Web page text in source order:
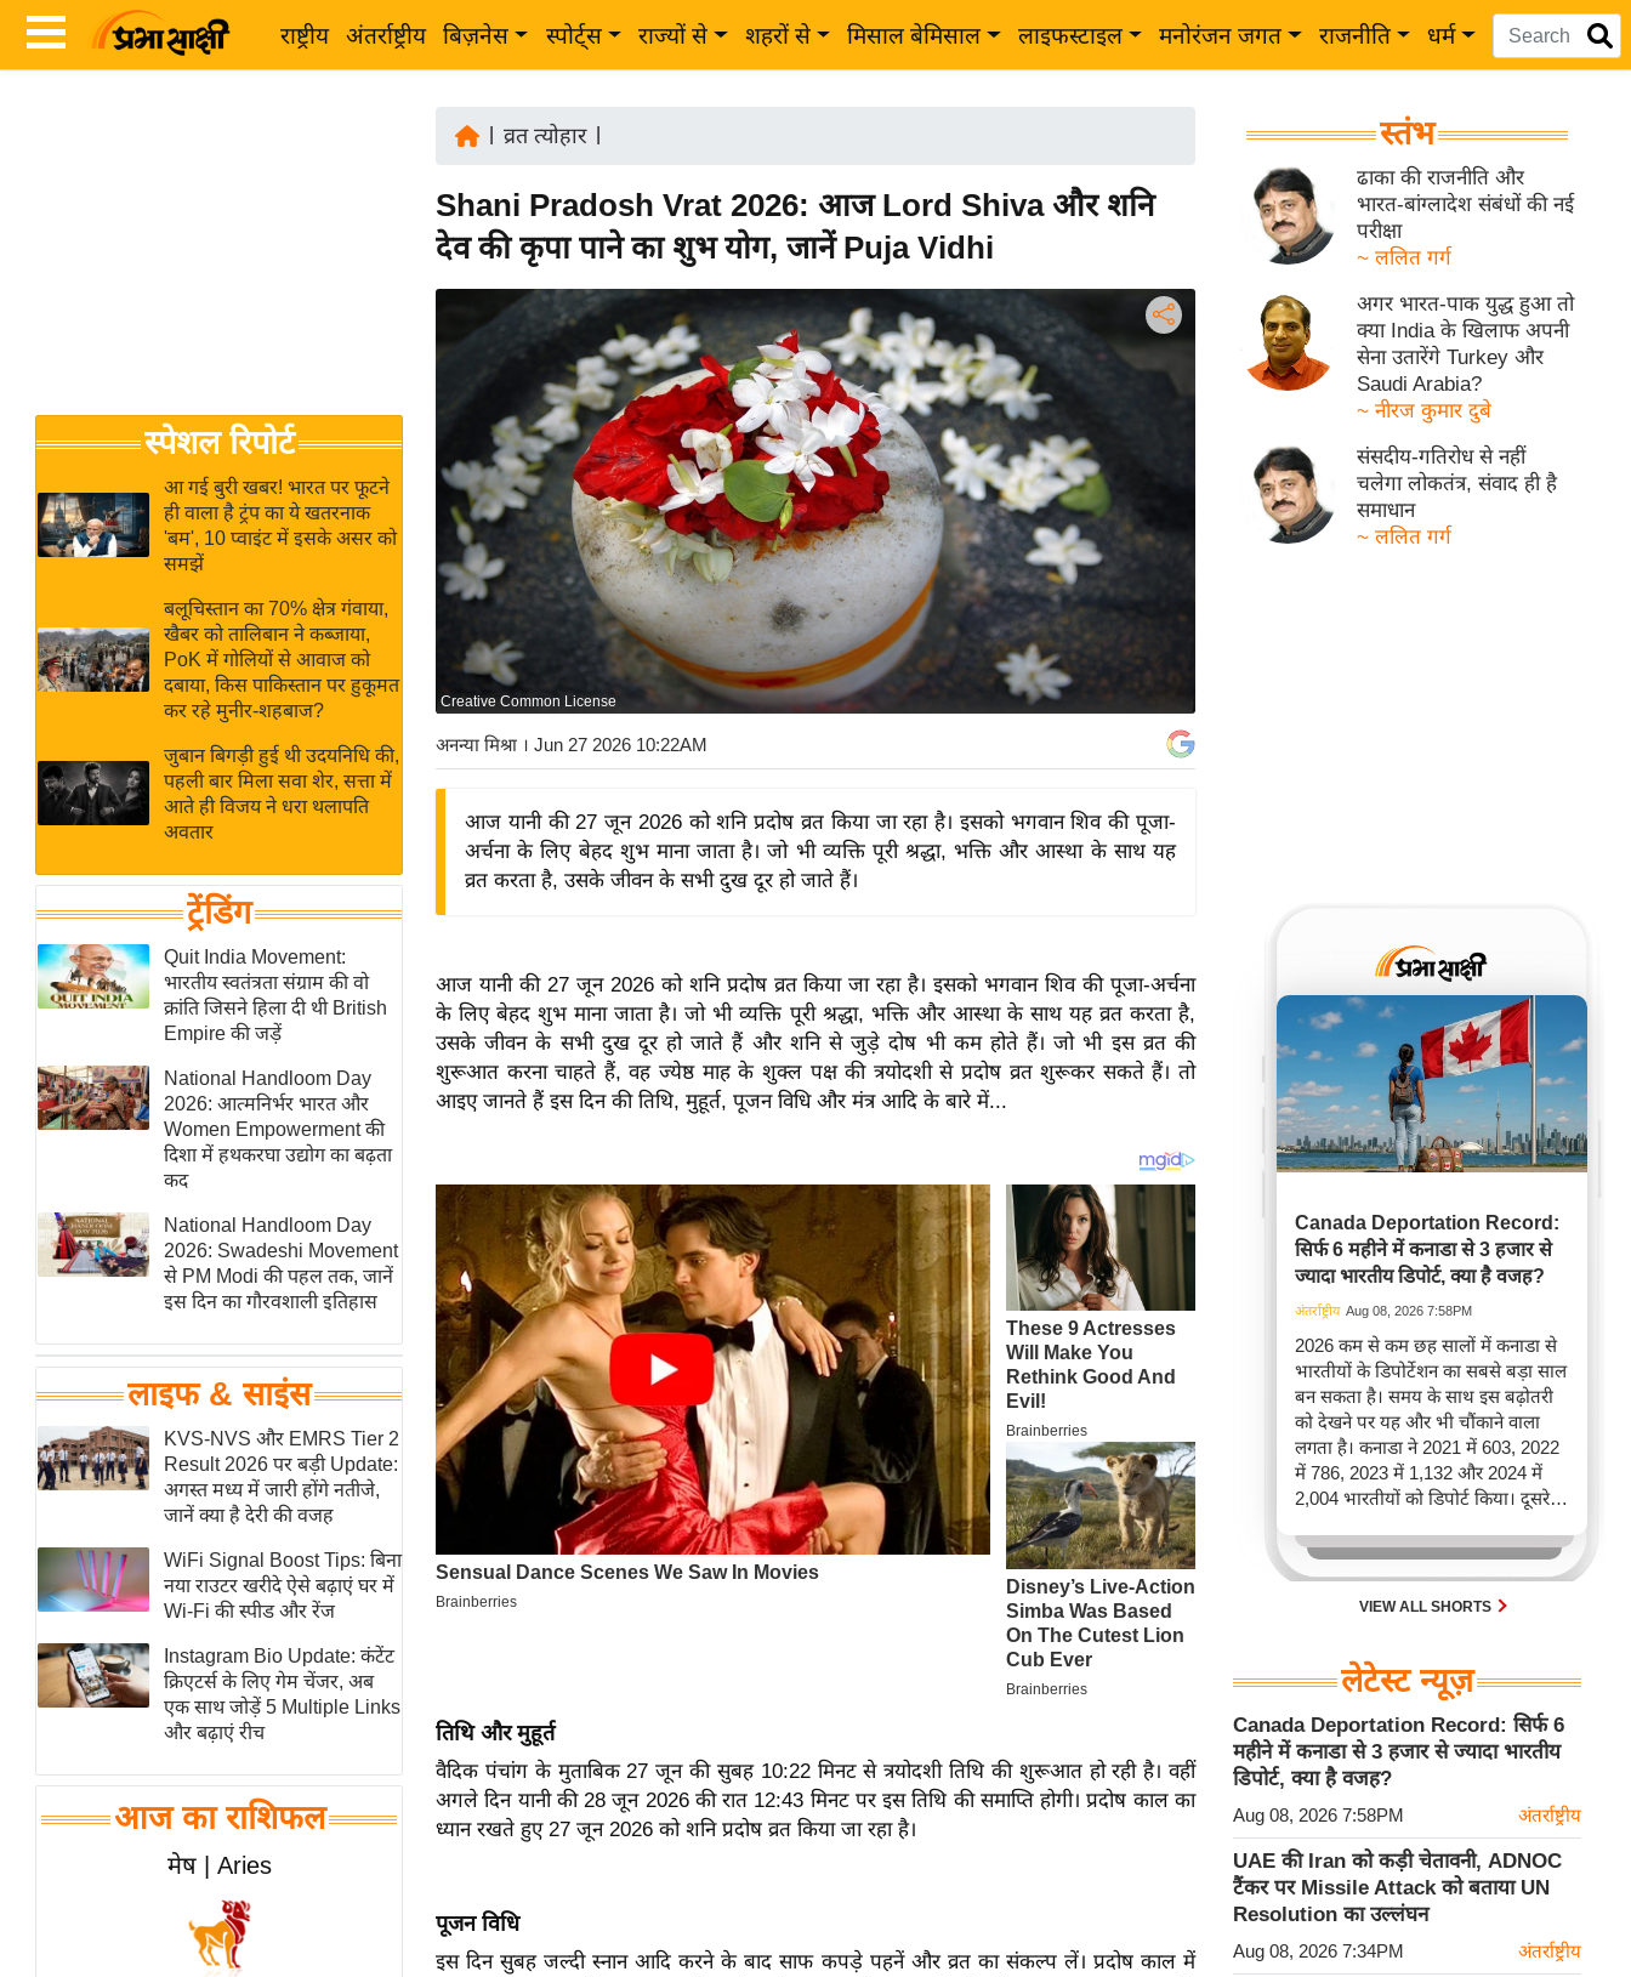
राष्ट्रीय अंतर्राष्ट्रीय बिज़नेस स्पोर्ट्स राज्यों से शहरों से मिसाल बेमिसाल लाइफस्टाइल मनोरंजन जगत राजनीति धर्म
Breaking
News in
Hindi
Hindi
Hindi
Videos
जगत
राय
बजट
क्रिकेट
IPL
2026
ई-पेपर
मिसाल बेमिसाल
शख्सियत
यंग इंडिया
साहित्य जगत
ऑटो वर्ल्ड
न्यूज ब्रीफ
मनोरंजन जगत
बॉलीवुड
हॉलीवुड
फिल्म समीक्षा
Breaking
News
लाइफस्टाइल
टेक्नॉलॉजी
घरेलू नुस्खे
पर्यटन स्थल
फिटनेस मंत्रा
रिलेशनशिप
राजनीति
विश्लेषण
समसामयिक
मातृभूमि
स्तंभ
एम.
चाय पर
समीक्षा
स्पेशल रिपोर्ट
आ गई बुरी खबर! भारत पर फूटने
ही वाला है ट्रंप का ये खतरनाक
'बम', 10 प्वाइंट में इसके असर को
समझें
बलूचिस्तान का 70% क्षेत्र गंवाया,
खैबर को तालिबान ने कब्जाया,
PoK में गोलियों से आवाज को
दबाया, किस पाकिस्तान पर हुकूमत
कर रहे मुनीर-शहबाज?
जुबान बिगड़ी हुई थी उदयनिधि की,
पहली बार मिला सवा शेर, सत्ता में
आते ही विजय ने धरा थलापति
अवतार
ट्रेंडिंग
Quit India Movement:
भारतीय स्वतंत्रता संग्राम की वो
क्रांति जिसने हिला दी थी British
Empire की जड़ें
National Handloom Day
2026: आत्मनिर्भर भारत और
Women Empowerment की
दिशा में हथकरघा उद्योग का बढ़ता
कद
National Handloom Day
2026: Swadeshi Movement
से PM Modi की पहल तक, जानें
इस दिन का गौरवशाली इतिहास
लाइफ & साइंस
KVS-NVS और EMRS Tier 2
Result 2026 पर बड़ी Update:
अगस्त मध्य में जारी होंगे नतीजे,
जानें क्या है देरी की वजह
WiFi Signal Boost Tips: बिना
नया राउटर खरीदे ऐसे बढ़ाएं घर में
Wi-Fi की स्पीड और रेंज
Instagram Bio Update: कंटेंट
क्रिएटर्स के लिए गेम चेंजर, अब
एक साथ जोड़ें 5 Multiple Links
और बढ़ाएं रीच
आज का राशिफल
मेष | Aries
व्रत त्योहार|
Shani Pradosh Vrat 2026: आज Lord Shiva और शनि
देव की कृपा पाने का शुभ योग, जानें Puja Vidhi
Creative Common License
अनन्या मिश्रा । Jun 27 2026 10:22AM
आज यानी की 27 जून 2026 को शनि प्रदोष व्रत किया जा रहा है। इसको भगवान शिव की पूजा-
अर्चना के लिए बेहद शुभ माना जाता है। जो भी व्यक्ति पूरी श्रद्धा, भक्ति और आस्था के साथ यह
व्रत करता है, उसके जीवन के सभी दुख दूर हो जाते हैं।
आज यानी की 27 जून 2026 को शनि प्रदोष व्रत किया जा रहा है। इसको भगवान शिव की पूजा-अर्चना
के लिए बेहद शुभ माना जाता है। जो भी व्यक्ति पूरी श्रद्धा, भक्ति और आस्था के साथ यह व्रत करता है,
उसके जीवन के सभी दुख दूर हो जाते हैं और शनि से जुड़े दोष भी कम होते हैं। जो भी इस व्रत की
शुरूआत करना चाहते हैं, वह ज्येष्ठ माह के शुक्ल पक्ष की त्रयोदशी से प्रदोष व्रत शुरूकर सकते हैं। तो
आइए जानते हैं इस दिन की तिथि, मुहूर्त, पूजन विधि और मंत्र आदि के बारे में...
तिथि और मुहूर्त
वैदिक पंचांग के मुताबिक 27 जून की सुबह 10:22 मिनट से त्रयोदशी तिथि की शुरूआत हो रही है। वहीं
अगले दिन यानी की 28 जून 2026 की रात 12:43 मिनट पर इस तिथि की समाप्ति होगी। प्रदोष काल का
ध्यान रखते हुए 27 जून 2026 को शनि प्रदोष व्रत किया जा रहा है।
पूजन विधि
इस दिन सुबह जल्दी स्नान आदि करने के बाद साफ कपड़े पहनें और व्रत का संकल्प लें। प्रदोष काल में
स्तंभ
ढाका की राजनीति और
भारत-बांग्लादेश संबंधों की नई
परीक्षा
~ ललित गर्ग
अगर भारत-पाक युद्ध हुआ तो
क्या India के खिलाफ अपनी
सेना उतारेंगे Turkey और
Saudi Arabia?
~ नीरज कुमार दुबे
संसदीय-गतिरोध से नहीं
चलेगा लोकतंत्र, संवाद ही है
समाधान
~ ललित गर्ग
Canada Deportation Record:
सिर्फ 6 महीने में कनाडा से 3 हजार से
ज्यादा भारतीय डिपोर्ट, क्या है वजह?
अंतर्राष्ट्रीय Aug 08, 2026 7:58PM
2026 कम से कम छह सालों में कनाडा से
भारतीयों के डिपोर्टेशन का सबसे बड़ा साल
बन सकता है। समय के साथ इस बढ़ोतरी
को देखने पर यह और भी चौंकाने वाला
लगता है। कनाडा ने 2021 में 603, 2022
में 786, 2023 में 1,132 और 2024 में
2,004 भारतीयों को डिपोर्ट किया। दूसरे
पूरे साल की तुलना में 2026 की पहली
छमाही में ज़्यादा भारतीयों को वापस भेजा
VIEW ALL SHORTS
लेटेस्ट न्यूज़
Canada Deportation Record: सिर्फ 6
महीने में कनाडा से 3 हजार से ज्यादा भारतीय
डिपोर्ट, क्या है वजह?
Aug 08, 2026 7:58PM अंतर्राष्ट्रीय
UAE की Iran को कड़ी चेतावनी, ADNOC
टैंकर पर Missile Attack को बताया UN
Resolution का उल्लंघन
Aug 08, 2026 7:34PM अंतर्राष्ट्रीय